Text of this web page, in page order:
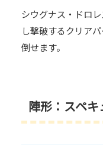
シウグナス・ドロ
し撃破するクリア
倒せます。
陣形：スペ